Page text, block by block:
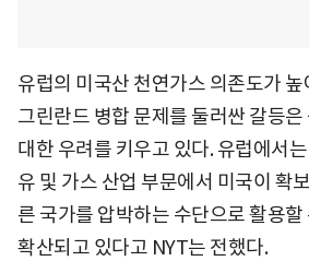
유럽의 미국산 천연가스 의존도가
그린란드 병합 문제를 둘러싼 갈등
대한 우려를 키우고 있다. 유럽에서
유 및 가스 산업 부문에서 미국이 확
른 국가를 압박하는 수단으로 활용
확산되고 있다고 NYT는 전했다.